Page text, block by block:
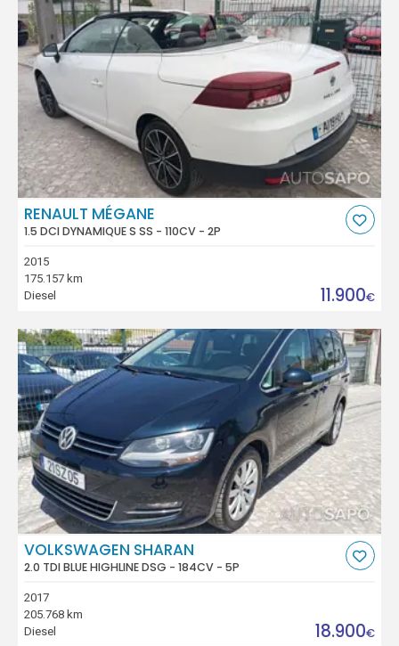
RENAULT MÉGANE
1.5 DCI DYNAMIQUE S SS - 110CV - 2P
2015
175.157 km
Diesel
11.900€
VOLKSWAGEN SHARAN
2.0 TDI BLUE HIGHLINE DSG - 184CV - 5P
2017
205.768 km
Diesel
18.900€